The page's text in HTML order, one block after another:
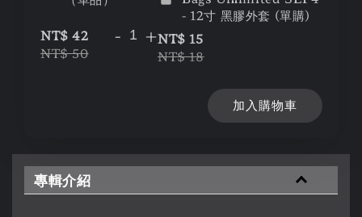
NT$ 42
NT$ 50
- +
- 12寸 黑膠外套 (單購)
NT$ 15
NT$ 18
加入購物車
專輯介紹